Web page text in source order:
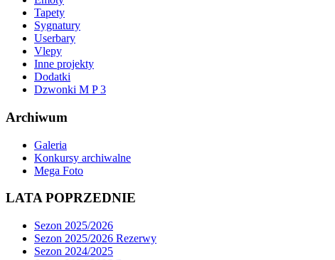
Tapety
Sygnatury
Userbary
Vlepy
Inne projekty
Dodatki
Dzwonki M P 3
Archiwum
Galeria
Konkursy archiwalne
Mega Foto
LATA POPRZEDNIE
Sezon 2025/2026
Sezon 2025/2026 Rezerwy
Sezon 2024/2025